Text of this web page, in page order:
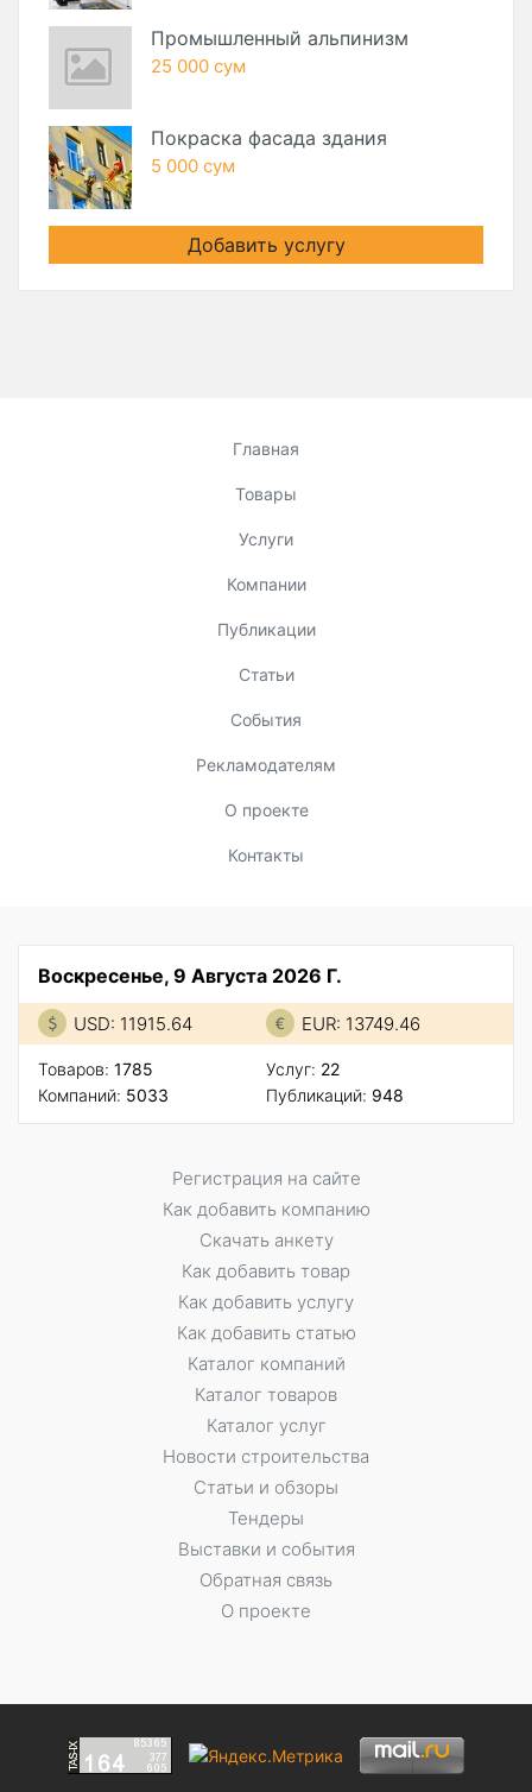
Промышленный альпинизм
25 000 сум
Покраска фасада здания
5 000 сум
Добавить услугу
Главная
Товары
Услуги
Компании
Публикации
Статьи
События
Рекламодателям
О проекте
Контакты
Воскресенье, 9 Августа 2026 Г.
USD: 11915.64 EUR: 13749.46
Товаров: 1785
Компаний: 5033
Услуг: 22
Публикаций: 948
Регистрация на сайте
Как добавить компанию
Скачать анкету
Как добавить товар
Как добавить услугу
Как добавить статью
Каталог компаний
Каталог товаров
Каталог услуг
Новости строительства
Статьи и обзоры
Тендеры
Выставки и события
Обратная связь
О проекте